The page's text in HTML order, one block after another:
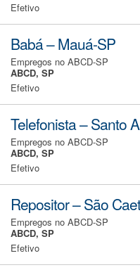
Efetivo
Babá – Mauá-SP
Empregos no ABCD-SP
ABCD, SP
Efetivo
Telefonista – Santo
Empregos no ABCD-SP
ABCD, SP
Efetivo
Repositor – São
Empregos no ABCD-SP
ABCD, SP
Efetivo